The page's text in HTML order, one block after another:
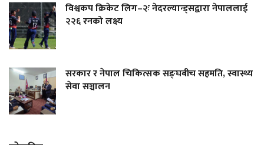
विश्वकप क्रिकेट लिग–२ः नेदरल्यान्ड्सद्वारा नेपाललाई
२२६ रनको लक्ष्य
सरकार र नेपाल चिकित्सक सङ्घबीच सहमति, स्वास्थ्य
सेवा सञ्चालन